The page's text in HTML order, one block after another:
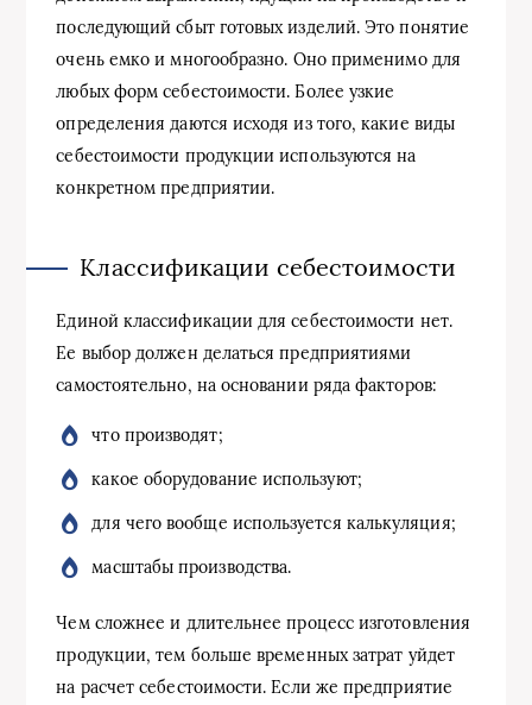
последующий сбыт готовых изделий. Это понятие
очень емко и многообразно. Оно применимо для
любых форм себестоимости. Более узкие
определения даются исходя из того, какие виды
себестоимости продукции используются на
конкретном предприятии.
Классификации себестоимости
Единой классификации для себестоимости нет.
Ее выбор должен делаться предприятиями
самостоятельно, на основании ряда факторов:
что производят;
какое оборудование используют;
для чего вообще используется калькуляция;
масштабы производства.
Чем сложнее и длительнее процесс изготовления
продукции, тем больше временных затрат уйдет
на расчет себестоимости. Если же предприятие